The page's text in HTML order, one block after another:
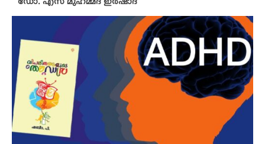
ഡോ. എസ് മുഹമ്മദ് ഇർഷാദ്